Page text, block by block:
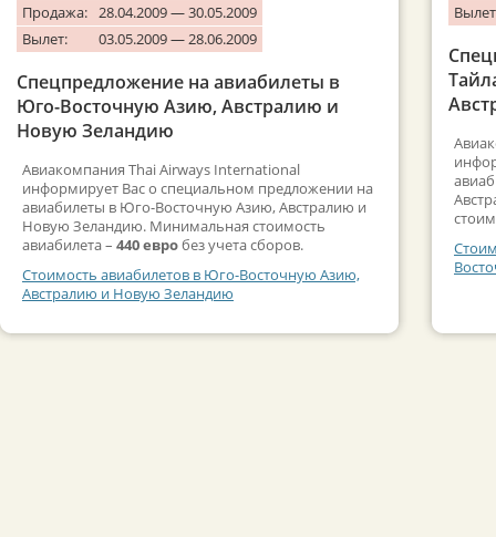
Продажа: 28.04.2009 — 30.05.2009
Вылет:
03.05.2009 — 28.06.2009
Спецпредложение на авиабилеты в
Юго-Восточную Азию, Австралию и
Новую Зеландию
Авиакомпания Thai Airways International
информирует Вас о специальном предложении на
авиабилеты в Юго-Восточную Азию, Австралию и
Новую Зеландию. Минимальная стоимость
авиабилета – 440 евробез учета сборов.
Стоимость авиабилетов в Юго-Восточную Азию,
Австралию и Новую Зеландию